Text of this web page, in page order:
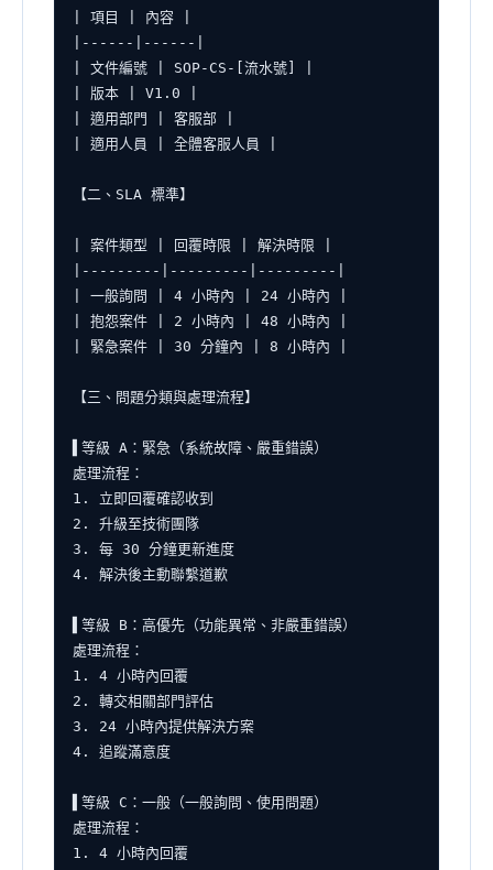
| 項目 | 內容 |
|------|------|
| 文件編號 | SOP-CS-[流水號] |
| 版本 | V1.0 |
| 適用部門 | 客服部 |
| 適用人員 | 全體客服人員 |
【二、SLA 標準】
| 案件類型 | 回覆時限 | 解決時限 |
|---------|---------|---------|
| 一般詢問 | 4 小時內 | 24 小時內 |
| 抱怨案件 | 2 小時內 | 48 小時內 |
| 緊急案件 | 30 分鐘內 | 8 小時內 |
【三、問題分類與處理流程】
▌等級 A：緊急（系統故障、嚴重錯誤）
處理流程：
1. 立即回覆確認收到
2. 升級至技術團隊
3. 每 30 分鐘更新進度
4. 解決後主動聯繫道歉
▌等級 B：高優先（功能異常、非嚴重錯誤）
處理流程：
1. 4 小時內回覆
2. 轉交相關部門評估
3. 24 小時內提供解決方案
4. 追蹤滿意度
▌等級 C：一般（一般詢問、使用問題）
處理流程：
1. 4 小時內回覆